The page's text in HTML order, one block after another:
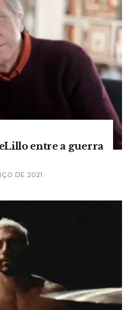
entre a guerra
DE 2021